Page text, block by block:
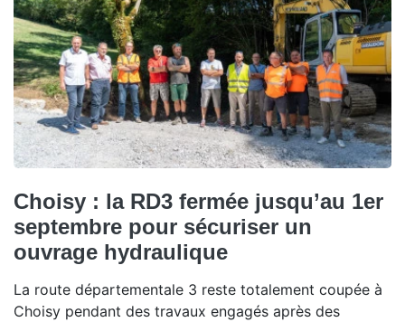
Choisy : la RD3 fermée jusqu’au 1er
septembre pour sécuriser un
ouvrage hydraulique
La route départementale 3 reste totalement coupée à
Choisy pendant des travaux engagés après des